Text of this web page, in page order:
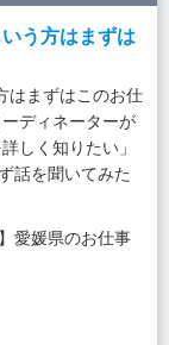
う方はまずは
はまずはこのお仕
ディネーターが
しく知りたい」
話を聞いてみた
愛媛県のお仕事